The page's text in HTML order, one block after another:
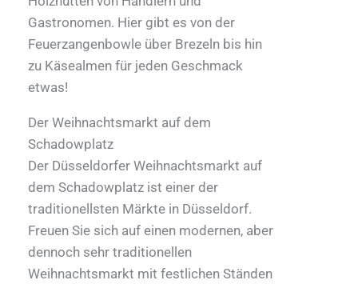
Gastronomen. Hier gibt es von der
Feuerzangenbowle über Brezeln bis hin
zu Käsealmen für jeden Geschmack
etwas!
Der Weihnachtsmarkt auf dem
Schadowplatz
Der Düsseldorfer Weihnachtsmarkt auf
dem Schadowplatz ist einer der
traditionellsten Märkte in Düsseldorf.
Freuen Sie sich auf einen modernen, aber
dennoch sehr traditionellen
Weihnachtsmarkt mit festlichen Ständen